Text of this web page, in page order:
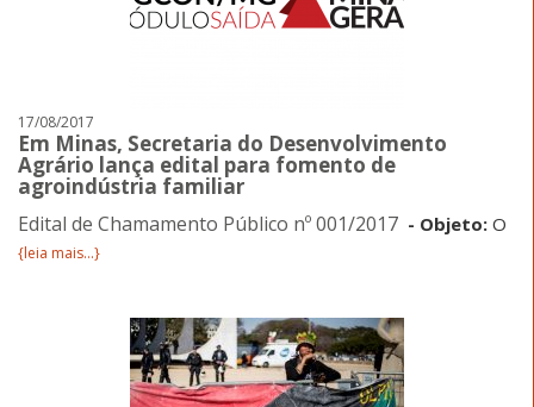
17/08/2017
Em Minas, Secretaria do Desenvolvimento
Agrário lança edital para fomento de
agroindústria familiar
Edital de Chamamento Público nº 001/2017 - Objeto: O
{leia mais...}